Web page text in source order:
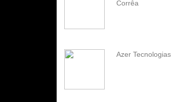
Corrêa
Azer Tecnologias